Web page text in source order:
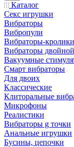
Каталог
Секс игрушки
Вибраторы
Вибропули
Вибраторы-кролики
Вибраторы
Вакуумные
Смарт вибраторы
Для двоих
Классические
Клиторальные
Микрофоны
Реалистики
Вибраторы g точки
Анальные игрушки
Бусины, цепочки